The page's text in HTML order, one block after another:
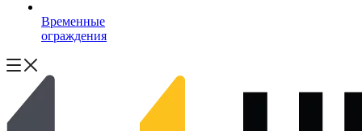
Временные
ограждения